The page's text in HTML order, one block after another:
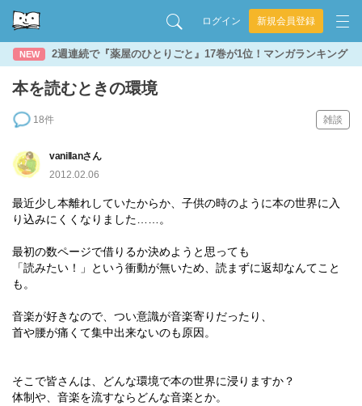
ログイン 新規会員登録
NEW 2週連続で『薬屋のひとりごと』17巻が1位！マンガランキング
本を読むときの環境
18件 雑談
vanillanさん
2012.02.06
最近少し本離れしていたからか、子供の時のように本の世界に入
り込みにくくなりました……。
最初の数ページで借りるか決めようと思っても
「読みたい！」という衝動が無いため、読まずに返却なんてこと
も。
音楽が好きなので、つい意識が音楽寄りだったり、
首や腰が痛くて集中出来ないのも原因。
そこで皆さんは、どんな環境で本の世界に浸りますか？
体制や、音楽を流すならどんな音楽とか。